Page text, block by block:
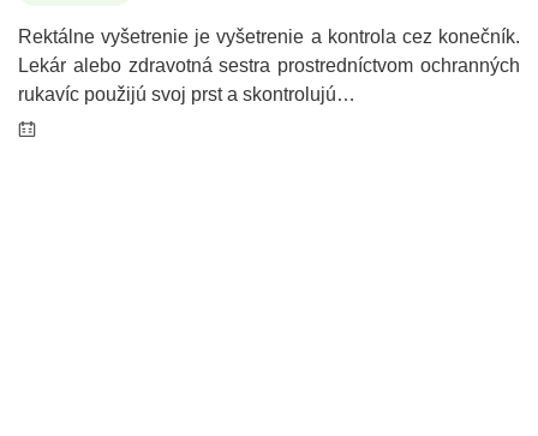
Rektálne vyšetrenie je vyšetrenie a kontrola cez konečník.
Lekár alebo zdravotná sestra prostredníctvom ochranných
rukavíc použijú svoj prst a skontrolujú…